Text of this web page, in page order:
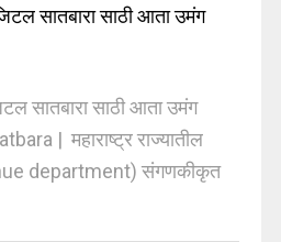
सातबारा साठी आता उमंग
सातबारा साठी आता उमंग
| महाराष्ट्र राज्यातील
department) संगणकीकृत